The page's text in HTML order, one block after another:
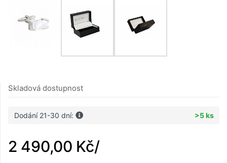
Skladová dostupnost
Dodání 21-30 dní: >5 ks
2 490,00 Kč/